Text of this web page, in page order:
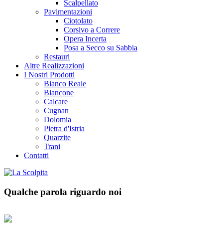
Scalpellato
Pavimentazioni
Ciotolato
Corsivo a Correre
Opera Incerta
Posa a Secco su Sabbia
Restauri
Altre Realizzazioni
I Nostri Prodotti
Bianco Reale
Biancone
Calcare
Cugnan
Dolomia
Pietra d'Istria
Quarzite
Trani
Contatti
Qualche parola riguardo noi